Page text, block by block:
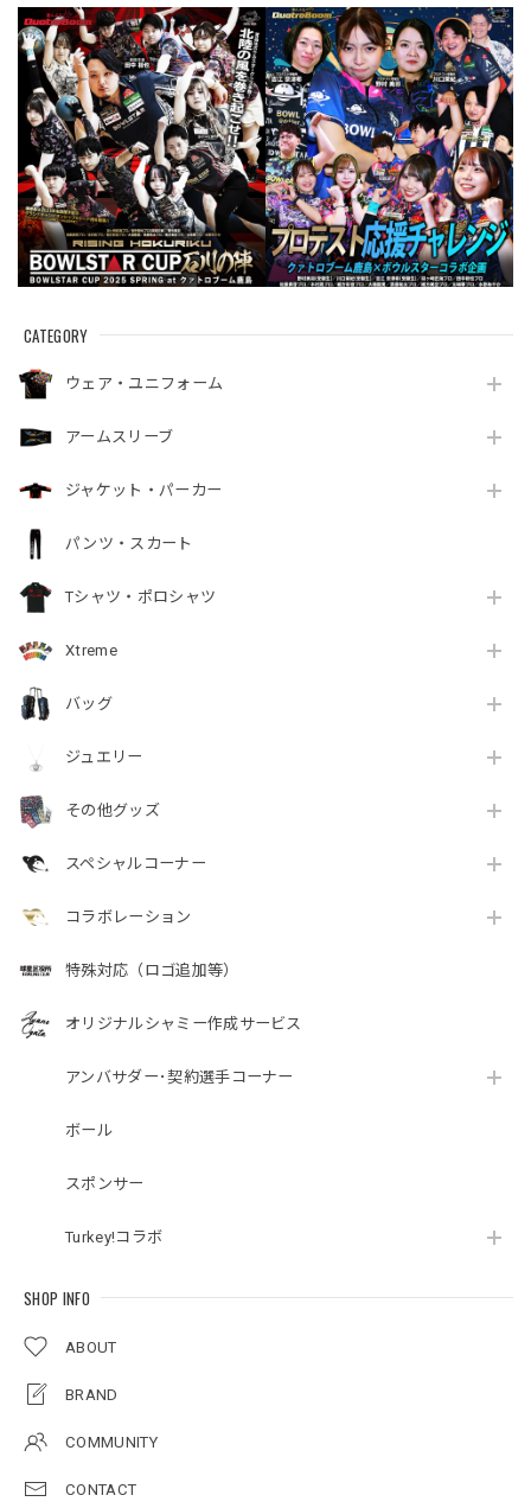
CATEGORY
ウェア・ユニフォーム
アームスリーブ
ジャケット・パーカー
パンツ・スカート
Tシャツ・ポロシャツ
Xtreme
バッグ
ジュエリー
その他グッズ
スペシャルコーナー
コラボレーション
特殊対応（ロゴ追加等）
オリジナルシャミー作成サービス
アンバサダー･契約選手コーナー
ボール
スポンサー
Turkey!コラボ
SHOP INFO
ABOUT
BRAND
COMMUNITY
CONTACT